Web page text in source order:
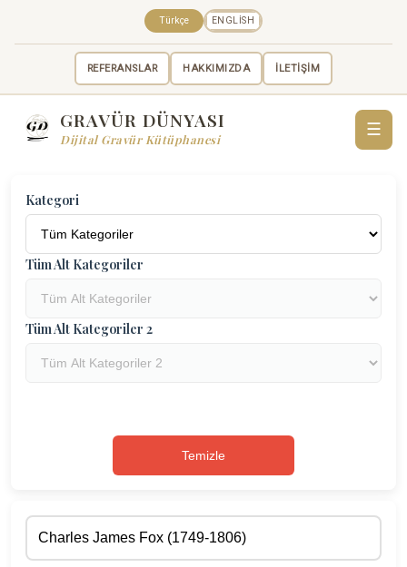
REFERANSLAR HAKKIMIZDA İLETİŞİM
Türkçe ENGLISH
GRAVÜR DÜNYASI
Dijital Gravür Kütüphanesi
☰
Kategori
Tüm Alt Kategoriler
Tüm Alt Kategoriler 2
Temizle